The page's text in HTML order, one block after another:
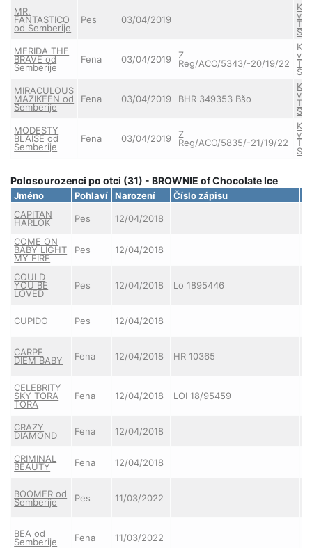
MR.
FANTASTICO
od Semberije
Pes 03/04/2019
MERIDA THE
BRAVE od
Semberije
Fena 03/04/2019 Z
Reg/ACO/5343/-20/19/22
MIRACULOUS
MAZIKEEN od
Semberije
Fena 03/04/2019 BHR 349353 Bšo
MODESTY
BLAISE od
Semberije
Fena 03/04/2019 Z
Reg/ACO/5835/-21/19/22
Polosourozenci po otci (31) - BROWNIE of Chocolate Ice
Jméno Pohlaví Narození Číslo zápisu
CAPITAN
HARLOK Pes 12/04/2018
COME ON
BABY LIGHT
MY FIRE
Pes 12/04/2018
COULD
YOU BE
LOVED
Pes 12/04/2018 Lo 1895446
CUPIDO Pes 12/04/2018
CARPE
DIEM BABY Fena 12/04/2018 HR 10365
CELEBRITY
SKY TORA
TORA
Fena 12/04/2018 LOI 18/95459
CRAZY
DIAMOND Fena 12/04/2018
CRIMINAL
BEAUTY Fena 12/04/2018
BOOMER od
Semberije Pes 11/03/2022
BEA od
Semberije Fena 11/03/2022